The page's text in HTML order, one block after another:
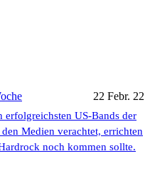
22 Febr. 22
erfolgreichsten US-Bands der
Medien verachtet, errichten
noch kommen sollte.